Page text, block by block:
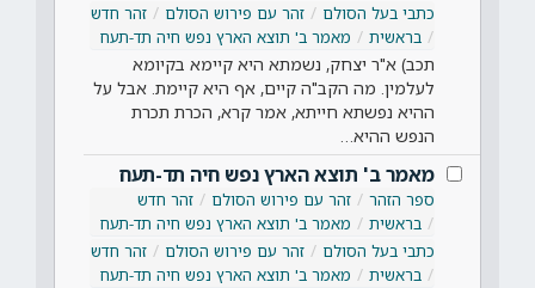
כתבי בעל הסולם
זהר עם פירוש הסולם
זהר חדש
בראשית
מאמר ב' תוצא הארץ נפש חיה תד-תעח
תכב) א"ר יצחק, נשמתא היא קיימא בקיומא
לעלמין. מה הקב"ה קיים, אף היא קיימת. אבל על
ההיא נפשתא חייתא, אמר קרא, הכרת תכרת
הנפש ההיא…
מאמר ב' תוצא הארץ נפש חיה תד-תעח
ספר הזהר זהר עם פירוש הסולם
זהר חדש
בראשית
מאמר ב' תוצא הארץ נפש חיה תד-תעח
כתבי בעל הסולם
זהר עם פירוש הסולם
זהר חדש
בראשית
מאמר ב' תוצא הארץ נפש חיה תד-תעח